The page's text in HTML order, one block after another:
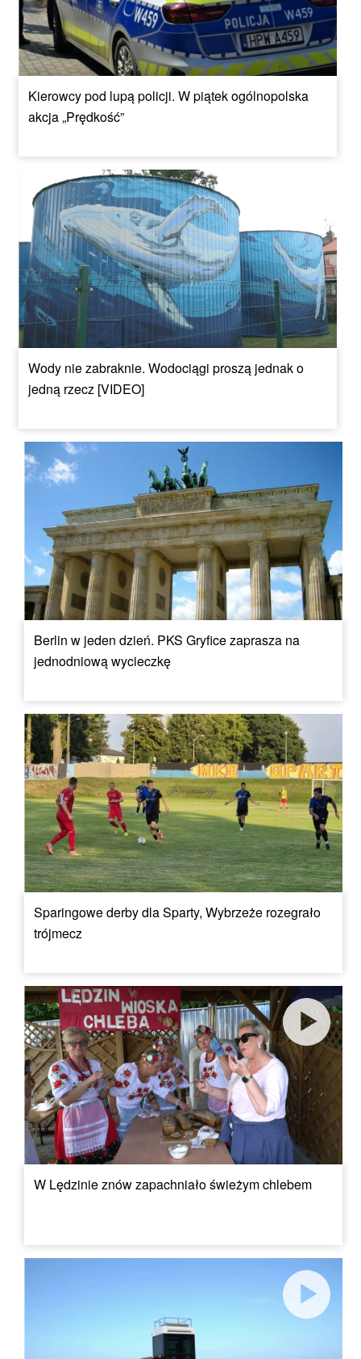
Kierowcy pod lupą policji. W piątek ogólnopolska
akcja „Prędkość”
Wody nie zabraknie. Wodociągi proszą jednak o
jedną rzecz [VIDEO]
Berlin w jeden dzień. PKS Gryfice zaprasza na
jednodniową wycieczkę
Sparingowe derby dla Sparty, Wybrzeże rozegrało
trójmecz
W Lędzinie znów zapachniało świeżym chlebem